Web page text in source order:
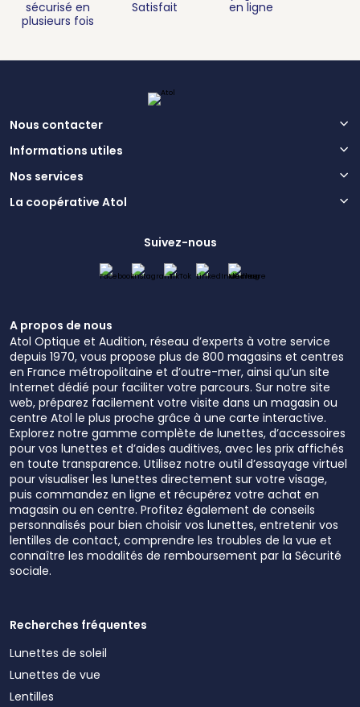
sécurisé en
plusieurs fois
Satisfait
en ligne
Nous contacter
Informations utiles
Nos services
La coopérative Atol
Suivez-nous
A propos de nous
Atol Optique et Audition, réseau d’experts à votre service
depuis 1970, vous propose plus de 800 magasins et centres
en France métropolitaine et d’outre-mer, ainsi qu’un site
Internet dédié pour faciliter votre parcours. Sur notre site
web, préparez facilement votre visite dans un magasin ou
centre Atol le plus proche grâce à une carte interactive.
Explorez notre gamme complète de lunettes, d’accessoires
pour vos lunettes et d’aides auditives, avec les prix affichés
en toute transparence. Utilisez notre outil d’essayage virtuel
pour visualiser les lunettes directement sur votre visage,
puis commandez en ligne et récupérez votre achat en
magasin ou en centre. Profitez également de conseils
personnalisés pour bien choisir vos lunettes, entretenir vos
lentilles de contact, comprendre les troubles de la vue et
connaître les modalités de remboursement par la Sécurité
sociale.
Recherches fréquentes
Lunettes de soleil
Lunettes de vue
Lentilles